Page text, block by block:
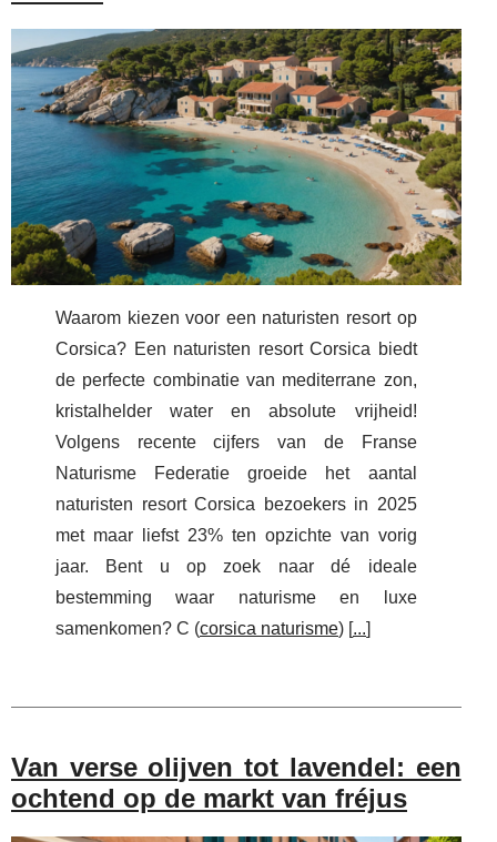
Waarom kiezen voor een naturisten resort op
Corsica? Een naturisten resort Corsica biedt
de perfecte combinatie van mediterrane zon,
kristalhelder water en absolute vrijheid!
Volgens recente cijfers van de Franse
Naturisme Federatie groeide het aantal
naturisten resort Corsica bezoekers in 2025
met maar liefst 23% ten opzichte van vorig
jaar. Bent u op zoek naar dé ideale
bestemming waar naturisme en luxe
samenkomen? C (corsica naturisme) [ ...
Van verse olijven tot lavendel: een
ochtend op de markt van fréjus